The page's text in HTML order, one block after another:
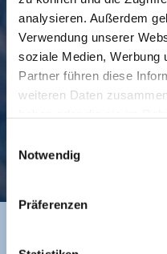
analysieren. Außerdem
Verwendung unserer
soziale Medien, Werbung
Partner führen diese
weiteren Daten
Notwendig
Präferenzen